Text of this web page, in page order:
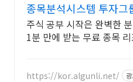
종목분석시스템 투자그
가입즉시 무료리포트
주식 공부 시작은 완벽한
1분 만에 받는 무료 종목
https://kor.algunli.net/